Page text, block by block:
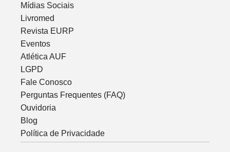
Mídias Sociais
Livromed
Revista EURP
Eventos
Atlética AUF
LGPD
Fale Conosco
Perguntas Frequentes (FAQ)
Ouvidoria
Blog
Política de Privacidade